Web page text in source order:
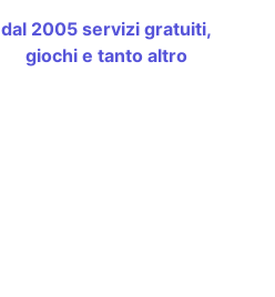
dal 2005 servizi gratuiti,
giochi e tanto altro